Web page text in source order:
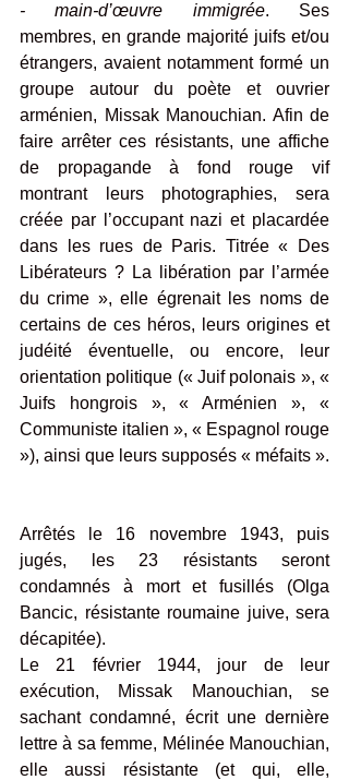
- main-d’œuvre immigrée. Ses
membres, en grande majorité juifs et/ou
étrangers, avaient notamment formé un
groupe autour du poète et ouvrier
arménien, Missak Manouchian. Afin de
faire arrêter ces résistants, une affiche
de propagande à fond rouge vif
montrant leurs photographies, sera
créée par l’occupant nazi et placardée
dans les rues de Paris. Titrée « Des
Libérateurs ? La libération par l’armée
du crime », elle égrenait les noms de
certains de ces héros, leurs origines et
judéité éventuelle, ou encore, leur
orientation politique (« Juif polonais », «
Juifs hongrois », « Arménien », «
Communiste italien », « Espagnol rouge
»), ainsi que leurs supposés « méfaits ».
Arrêtés le 16 novembre 1943, puis
jugés, les 23 résistants seront
condamnés à mort et fusillés (Olga
Bancic, résistante roumaine juive, sera
décapitée).
Le 21 février 1944, jour de leur
exécution, Missak Manouchian, se
sachant condamné, écrit une dernière
lettre à sa femme, Mélinée Manouchian,
elle aussi résistante (et qui, elle,